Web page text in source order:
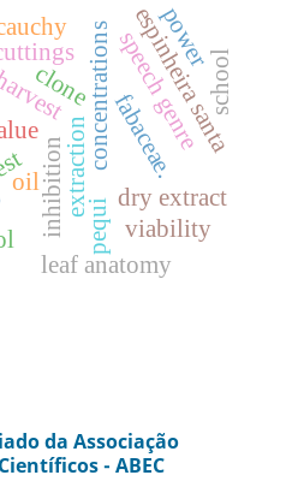
concentrations
inhibitionextraction
oil
pequi
leaf anatomy
fabaceae.
speech genre
espinheira santa
dry extract
viability
clone school
power
da Associação
- ABEC